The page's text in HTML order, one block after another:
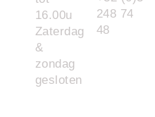
16.00u
Zaterdag
&
zondag
gesloten
248 74
48